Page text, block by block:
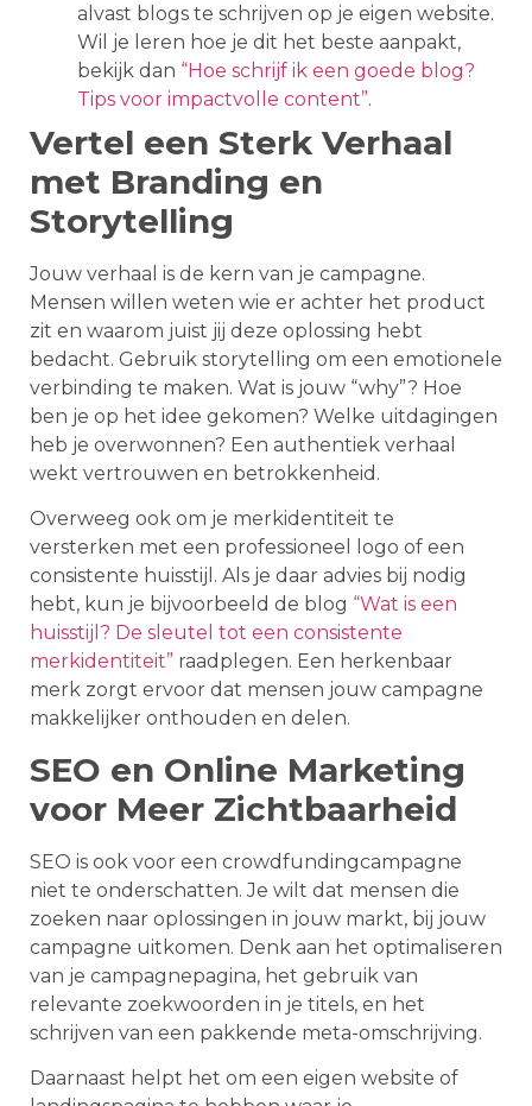
alvast blogs te schrijven op je eigen website.
Wil je leren hoe je dit het beste aanpakt,
bekijk dan “Hoe schrijf ik een goede blog?
Tips voor impactvolle content”.
Vertel een Sterk Verhaal
met Branding en
Storytelling
Jouw verhaal is de kern van je campagne.
Mensen willen weten wie er achter het product
zit en waarom juist jij deze oplossing hebt
bedacht. Gebruik storytelling om een emotionele
verbinding te maken. Wat is jouw “why”? Hoe
ben je op het idee gekomen? Welke uitdagingen
heb je overwonnen? Een authentiek verhaal
wekt vertrouwen en betrokkenheid.
Overweeg ook om je merkidentiteit te
versterken met een professioneel logo of een
consistente huisstijl. Als je daar advies bij nodig
hebt, kun je bijvoorbeeld de blog “Wat is een
huisstijl? De sleutel tot een consistente
merkidentiteit” raadplegen. Een herkenbaar
merk zorgt ervoor dat mensen jouw campagne
makkelijker onthouden en delen.
SEO en Online Marketing
voor Meer Zichtbaarheid
SEO is ook voor een crowdfundingcampagne
niet te onderschatten. Je wilt dat mensen die
zoeken naar oplossingen in jouw markt, bij jouw
campagne uitkomen. Denk aan het optimaliseren
van je campagnepagina, het gebruik van
relevante zoekwoorden in je titels, en het
schrijven van een pakkende meta-omschrijving.
Daarnaast helpt het om een eigen website of